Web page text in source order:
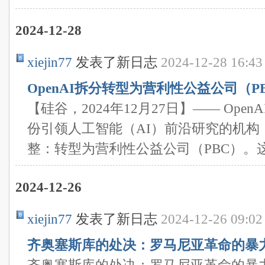
2024-12-28
xiejin77 发表了新日志 2024-12-28 16:43
OpenAI拆分转型为营利性公益公司（
【硅谷，2024年12月27日】——
份引领人工智能（AI）前沿研究的机
整：转型为营利性公益公司（PBC）。
2024-12-26
xiejin77 发表了新日志 2024-12-26 09:02
齐奥塞斯库的处决：罗马尼亚革命的暴